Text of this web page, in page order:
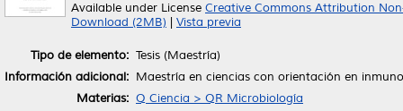
Available under License Creative Commons Attribution
Download (2MB)
Vista previa
Tipo de elemento: Tesis (Maestría)
Información adicional: Maestría en ciencias con orientación en
Materias: Q Ciencia > QR Microbiología